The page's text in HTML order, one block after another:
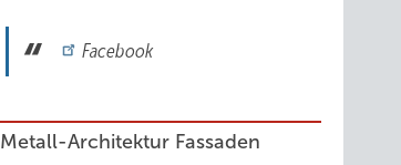
Facebook
Metall-Architektur Fassaden